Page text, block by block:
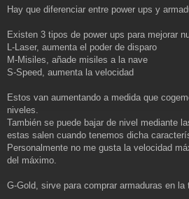
n
a
j
Hay que diferenciar entre power ups y
Existen 3 tipos de power ups para mejorar
L-Laser, aumenta el poder de disparo
M-Misiles, añade misiles a la nave
S-Speed, aumenta la velocidad
Estos van aumentando a medida que
niveles.
También se puede bajar de nivel mediante
estas salen cuando tenemos dicha
Personalmente no me gusta la velocidad
del máximo.
G-Gold, sirve para comprar armaduras en la